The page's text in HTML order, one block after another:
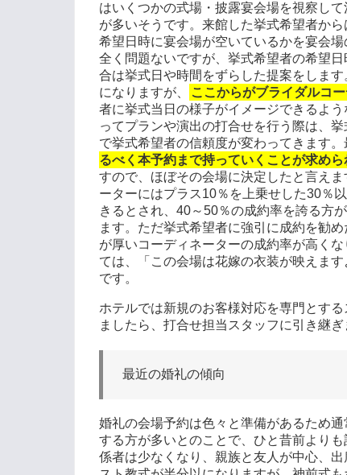
はいくつかの式場・披露宴会場を視察し
が多いそうです。来館した挙式希望者か
希望日時に宴会場が空いているかを宴会
全く問題ないですが、挙式希望者の希望日
合は挙式日や時間をずらした提案をしま
になりますが、
ここからがブライダルコ
者に挙式当日の様子がイメージできるよ
ってプランや演出の打合せを行う際は、
で挙式希望者の信頼度が変わってきます
るべく本予約まで持っていくことが求め
すので、ほぼその会場に決定したと言え
ーターにはプラス10％を上乗せした30％
きるとされ、 40～50％の成約率を誇る方
ます。ただ挙式希望者に強引に成約を勧
が厚いコーディネーターの成約率が高く
ては、「この会場は花嫁の衣装が映えま
です。
ホテルでは新規のお客様対応を専門とす
ましたら、打合せ担当スタッフに引き継ぎ
最近の婚礼の傾向
婚礼の会場予約は色々と準備があるため
する方が多いとのことで、ひと昔前より
係者は少なくなり、親族と友人が中心、出